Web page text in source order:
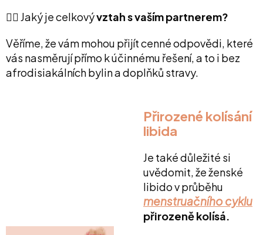
👉🏻 Jaký je celkovývztah s vaším partnerem?
Věříme, že vám mohou přijít cenné odpovědi, které
vás nasměrují přímo k účinnému řešení, a to i bez
afrodisiakálních bylin a doplňků stravy.
Přirozené kolísání
libida
Je také důležité si
uvědomit, že ženské
libido v průběhu
menstruačního cyklu
přirozeně kolísá.